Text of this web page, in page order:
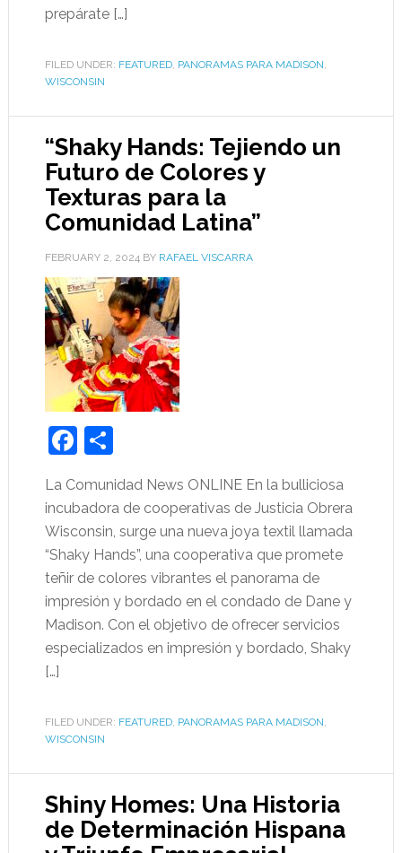
prepárate […]
FILED UNDER: FEATURED, PANORAMAS PARA MADISON,
WISCONSIN
“Shaky Hands: Tejiendo un
Futuro de Colores y
Texturas para la
Comunidad Latina”
FEBRUARY 2, 2024BY RAFAEL VISCARRA
Facebook
Share
La Comunidad News ONLINE En la bulliciosa
incubadora de cooperativas de Justicia Obrera
Wisconsin, surge una nueva joya textil llamada
“Shaky Hands”, una cooperativa que promete
teñir de colores vibrantes el panorama de
impresión y bordado en el condado de Dane y
Madison. Con el objetivo de ofrecer servicios
especializados en impresión y bordado, Shaky
[…]
FILED UNDER: FEATURED, PANORAMAS PARA MADISON,
WISCONSIN
Shiny Homes: Una Historia
de Determinación Hispana